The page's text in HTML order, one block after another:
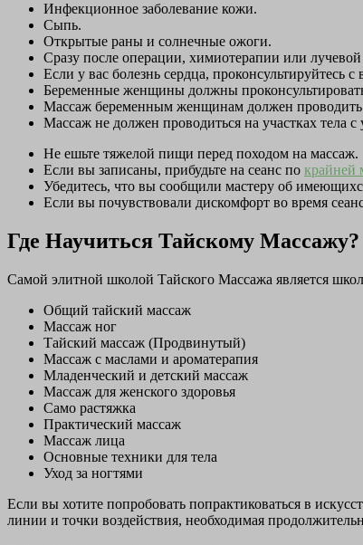
Инфекционное заболевание кожи.
Сыпь.
Открытые раны и солнечные ожоги.
Сразу после операции, химиотерапии или
Если у вас болезнь сердца, проконсультируйтесь
Беременные женщины должны
Массаж беременным женщинам должен
Массаж не должен проводиться на участках
Не ешьте тяжелой пищи перед походом на массаж.
Если вы записаны, прибудьте на сеанс по крайней
Убедитесь, что вы сообщили мастеру об
Если вы почувствовали дискомфорт во время
Где Научиться Тайскому Массажу?
Самой элитной школой Тайского Массажа является
Общий тайский массаж
Массаж ног
Тайский массаж (Продвинутый)
Массаж с маслами и ароматерапия
Младенческий и детский массаж
Массаж для женского здоровья
Само растяжка
Практический массаж
Массаж лица
Основные техники для тела
Уход за ногтями
Если вы хотите попробовать попрактиковаться в
линии и точки воздействия, необходимая